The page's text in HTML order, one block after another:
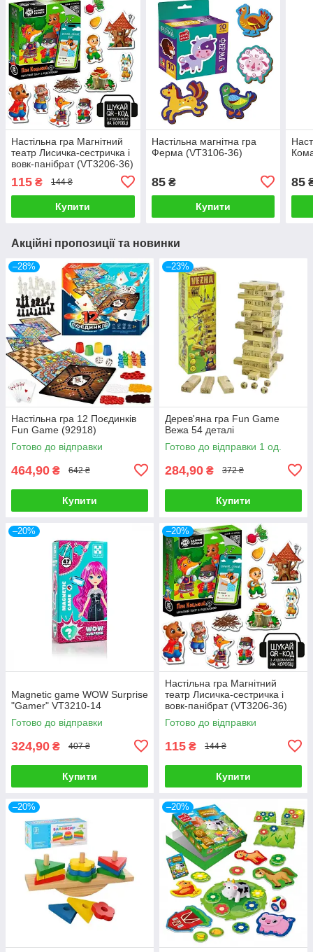
Настільна гра Магнітний
театр Лисичка-сестричка і
вовк-панібрат (VT3206-36)
115 ₴ 144 ₴
Купити
Настільна магнітна гра
Ферма (VT3106-36)
85₴
Купити
85
Акційні пропозиції та новинки
–28%
Настільна гра 12 Поєдинків
Fun Game (92918)
Готово до відправки
464,90 ₴ 642 ₴
Купити
–23%
Дерев'яна гра Fun Game
Вежа 54 деталі
Готово до відправки 1 од.
284,90 ₴ 372 ₴
Купити
–20%
Magnetic game WOW Surprise
"Gamer" VT3210-14
Готово до відправки
324,90 ₴ 407 ₴
Купити
–20%
Настільна гра Магнітний
театр Лисичка-сестричка і
вовк-панібрат (VT3206-36)
Готово до відправки
115 ₴ 144 ₴
Купити
–20% –20%